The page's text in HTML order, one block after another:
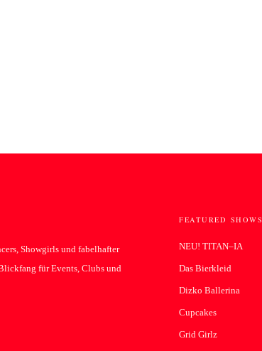
Showgirls und fabelhafter
für Events, Clubs und
FEATURED SHOWS
NEU! TITAN–IA
Das Bierkleid
Dizko Ballerina
Cupcakes
Grid Girlz